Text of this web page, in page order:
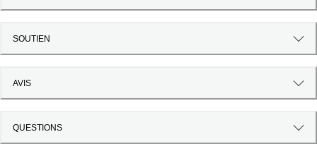
SOUTIEN
AVIS
QUESTIONS